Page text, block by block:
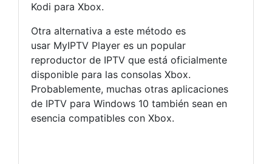
Kodi para Xbox.
Otra alternativa a este método es
usar MyIPTV Player es un popular
reproductor de IPTV que está oficialmente
disponible para las consolas Xbox.
Probablemente, muchas otras aplicaciones
de IPTV para Windows 10 también sean en
esencia compatibles con Xbox.